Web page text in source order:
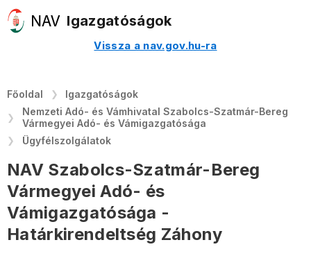
Igazgatóságok
Vissza a nav.gov.hu-ra
Főoldal
Igazgatóságok
Nemzeti Adó- és Vámhivatal Szabolcs-Szatmár-Bereg
Vármegyei Adó- és Vámigazgatósága
Ügyfélszolgálatok
NAV Szabolcs-Szatmár-Bereg
Vármegyei Adó- és
Vámigazgatósága -
Határkirendeltség Záhony